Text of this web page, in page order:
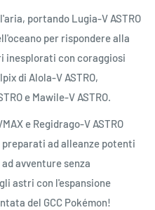
portando Lugia-V ASTRO
per rispondere alla
con coraggiosi
di Alola-V ASTRO,
e Mawile-V ASTRO.
e Regidrago-V ASTRO
ad alleanze potenti
avventure senza
astri con l'espansione
del GCC Pokémon!